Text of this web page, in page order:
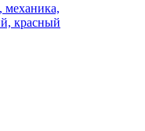
механика,
красный